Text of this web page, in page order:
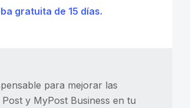
gratuita de 15 días.
para mejorar las
y MyPost Business en tu